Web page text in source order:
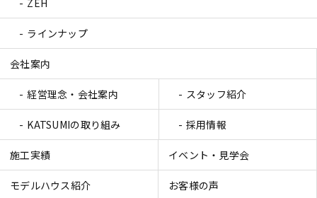
ラインナップ
会社案内
経営理念・会社案内 スタッフ紹介
KATSUMIの取り組み 採用情報
施工実績 イベント・見学会
モデルハウス紹介 お客様の声